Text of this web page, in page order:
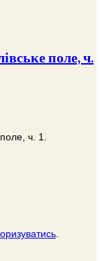
поле, ч.
ч. 1.